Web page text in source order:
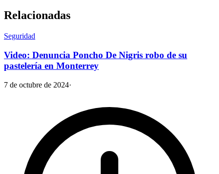
Relacionadas
Seguridad
Video: Denuncia Poncho De Nigris robo de su
pastelería en Monterrey
7 de octubre de 2024·